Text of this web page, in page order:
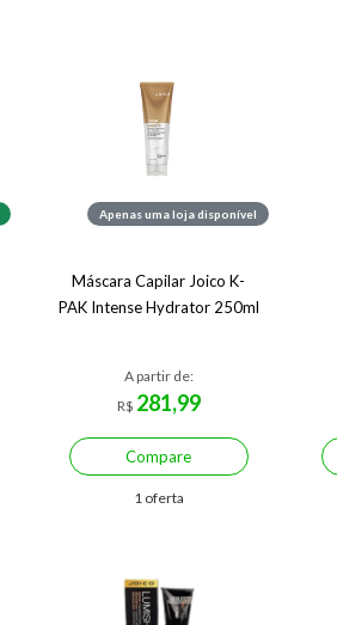
Apenas uma loja disponível
Máscara Capilar Joico K-
PAK Intense Hydrator 250ml
A partir de:
R$ 281,99
Compare
1 oferta